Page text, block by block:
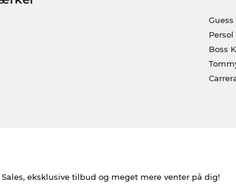
Boss
eksklusive tilbud og meget mere venter på dig!